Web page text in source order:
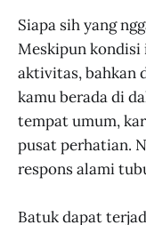
Siapa sih yang
Meskipun kondisi
aktivitas, bahkan
kamu berada di
tempat umum,
pusat perhatian.
respons alami
Batuk dapat